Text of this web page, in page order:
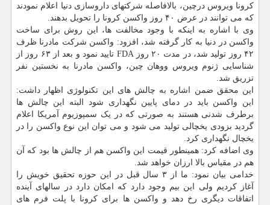
کرونا ویروس درچین، بالافاصله شرکتهای داروسازی دنیا اعلام نمودند
که می توانند در عرض ۴۰ روز واکسن کرونا را تحویل بدهند.
وی با اشاره به اینکه با وجود مخالفت ها، این روش برای ساخت
واکسن در دنیا به کار گرفته شد، افزود: واکسن شرکت مادرنا ظرف
۴۲ روز تولید شد، در مدت ۲۰ روز FDA تایید نمود و بعد از ۶۳ روز از
شناسایی ژنوم ویروس ووهان چین، واکسن مادرنا به نخستین نفر
تزریق شد.
این محقق ضمن اشاره به چالش های این تکنولوژی اظهار داشت:
این واکسن باید در دمای پایین نگهداری شود البته این چالش ها
برطرف شدنی هستند به صورتی که در یک سمپوزیوم آمریکا اعلام
گردید بزودی یخچالی تولید می شود و می توان این نوع واکسن را در
یخچال نگهداری کرد.
وی اضافه کرد: همینطور قیمت این واکسن هم از چالش ها بود که آن
هم در مقیاس بالا ارزان خواهد شد.
خدامی بیان نمود: ما از ۳ سال قبل در این حوزه تحقیق خویش را
آغاز کردیم ولی این بیم وجود دارد که امکان دارد در سالهای آینده
اتفاقات دیگری رخ دهد و واکسن ها برای کرونا با پلت فرم های